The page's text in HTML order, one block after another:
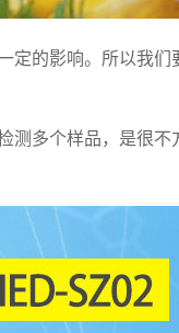
的影响。所以我们
多个样品，是很不